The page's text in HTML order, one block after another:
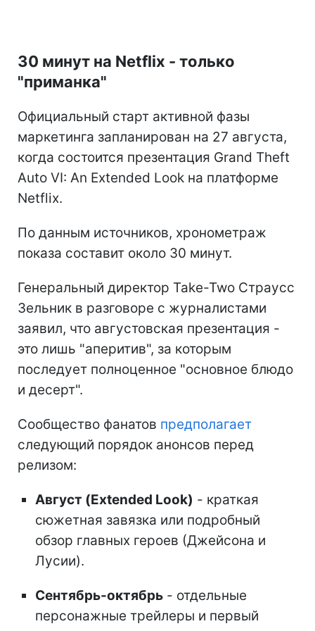
30 минут на Netflix - только
"приманка"
Официальный старт активной фазы
маркетинга запланирован на 27 августа,
когда состоится презентация Grand Theft
Auto VI: An Extended Look на платформе
Netflix.
По данным источников, хронометраж
показа составит около 30 минут.
Генеральный директор Take-Two Страусс
Зельник в разговоре с журналистами
заявил, что августовская презентация -
это лишь "аперитив", за которым
последует полноценное "основное блюдо
и десерт".
Сообщество фанатов предполагает
следующий порядок анонсов перед
релизом:
Август (Extended Look) - краткая
сюжетная завязка или подробный
обзор главных героев (Джейсона и
Лусии).
Сентябрь-октябрь - отдельные
персонажные трейлеры и первый